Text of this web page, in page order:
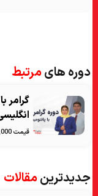
دوره هایمرتبط
گرامر
انگلیسی
قیمت 1,500,000 تومان
جدیدترینمقالات